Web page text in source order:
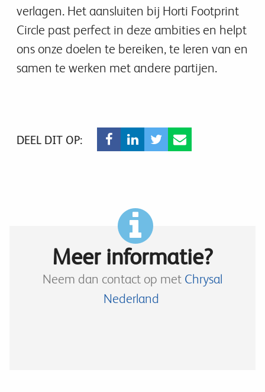
verlagen. Het aansluiten bij Horti Footprint
Circle past perfect in deze ambities en helpt
ons onze doelen te bereiken, te leren van en
samen te werken met andere partijen.
DEEL DIT OP:
Meer informatie?
Neem dan contact op met Chrysal
Nederland